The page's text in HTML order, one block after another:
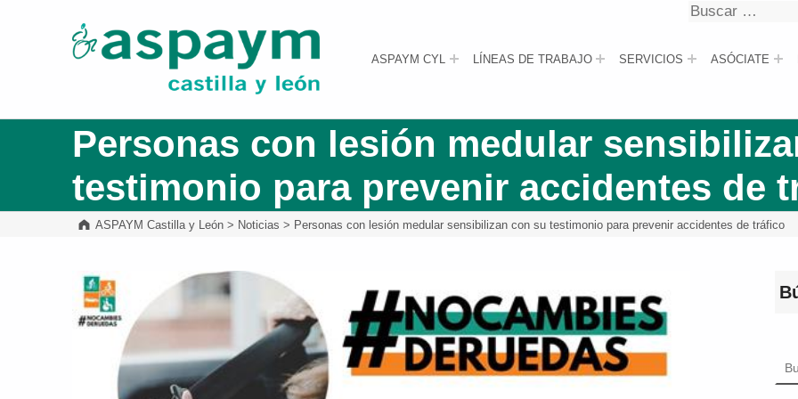
ASPAYM Castilla y León
ASPAYM CYL LÍNEAS DE TRABAJO SERVICIOS ASÓCIATE
Buscar
Personas con lesión medular
testimonio para prevenir accidentes de
ASPAYM Castilla y León > Noticias > Personas con lesión medular sensibilizan con su testimonio para prevenir accidentes de tráfico